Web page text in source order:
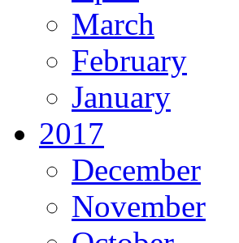
March
February
January
2017
December
November